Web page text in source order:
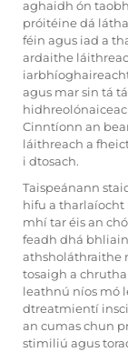
aghaidh ón
próitéine dá
féin agus iad a
ardaithe
agus mar sin tá
Cinntíonn an
láithreach a
i dtosach.
Taispeánann
hifu a tharlaíocht
mhí tar éis an
feadh dhá
athsholáthraithe
tosaigh a
leathnú níos mó
dtreatmientí
an cumas chun
stimiliú agus